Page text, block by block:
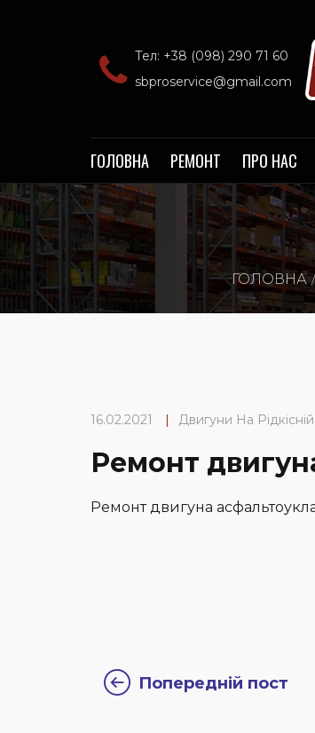
Тел: +38 (098) 290 71 60‬
sbproservice@gmail.com
ГОЛОВНА РЕМОНТ ПРО НАС
ГОЛОВНА
16.02.2021 Двигуни На Рідкісній
Ремонт
Ремонт двигуна
Попередній пост